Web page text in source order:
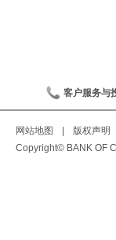
客户服务与
网站地图 版权声明
Copyright© BANK OF